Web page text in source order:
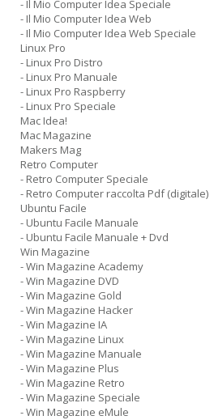
- Il Mio Computer Idea Speciale
- Il Mio Computer Idea Web
- Il Mio Computer Idea Web Speciale
Linux Pro
- Linux Pro Distro
- Linux Pro Manuale
- Linux Pro Raspberry
- Linux Pro Speciale
Mac Idea!
Mac Magazine
Makers Mag
Retro Computer
- Retro Computer Speciale
- Retro Computer raccolta Pdf (digitale)
Ubuntu Facile
- Ubuntu Facile Manuale
- Ubuntu Facile Manuale + Dvd
Win Magazine
- Win Magazine Academy
- Win Magazine DVD
- Win Magazine Gold
- Win Magazine Hacker
- Win Magazine IA
- Win Magazine Linux
- Win Magazine Manuale
- Win Magazine Plus
- Win Magazine Retro
- Win Magazine Speciale
- Win Magazine eMule